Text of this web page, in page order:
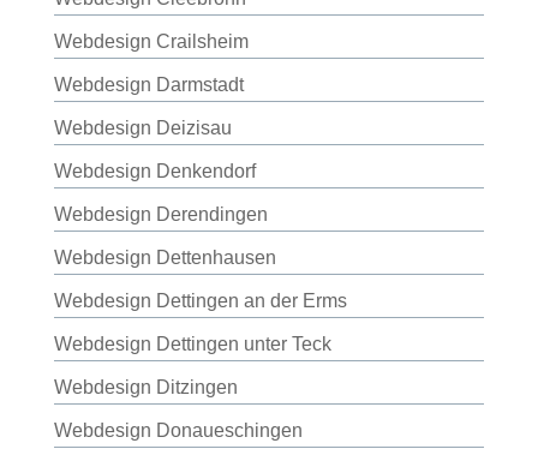
Webdesign Crailsheim
Webdesign Darmstadt
Webdesign Deizisau
Webdesign Denkendorf
Webdesign Derendingen
Webdesign Dettenhausen
Webdesign Dettingen an der Erms
Webdesign Dettingen unter Teck
Webdesign Ditzingen
Webdesign Donaueschingen